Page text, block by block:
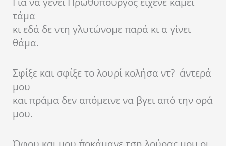
τάμα
κι εδά δε ντη γλυτώνομε παρά κι α γίνει
θάμα.
Σφίξε και σφίξε το λουρί κολήσα ντ? άντερά
μου
και πράμα δεν απόμεινε να βγει από την ορά
μου.